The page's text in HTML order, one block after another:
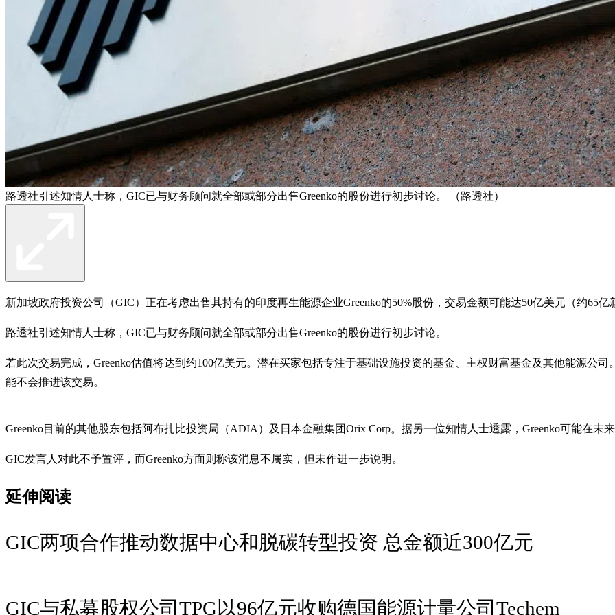
路透社引述知情人士称，GIC已与财务顾问就全部或部分出售Greenko的股份进行初步讨论。 （路透社）
新加坡政府投资公司（GIC）正在考虑出售其持有的印度再生能源企业Greenko的50%股份，交易金额可能达50亿美元（约65亿
路透社引述知情人士称，GIC已与财务顾问就全部或部分出售Greenko的股份进行初步讨论。
若此次交易完成，Greenko估值将达到约100亿美元。潜在买家包括专注于基础设施投资的基金、主权财富基金及其他能源公
能不会推进该交易。
Greenko目前的其他股东包括阿布扎比投资局（ADIA）及日本金融集团Orix Corp。据另一位知情人士透露，Greenko可能在未
GIC发言人对此不予置评，而Greenko方面则称该消息不属实，但未作进一步说明。
延伸阅读
GIC两项合作推动数据中心和脱碳转型投资 总金额近300亿元
GIC与私募股权公司TPG以96亿元收购德国能源计量公司Techem